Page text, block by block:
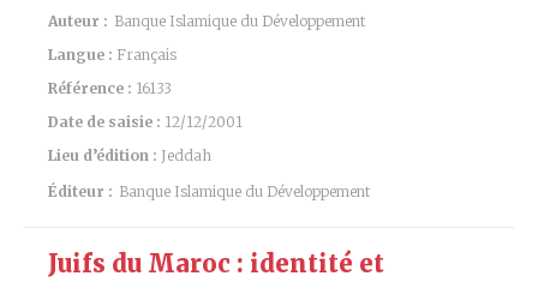
Auteur : Banque Islamique du Développement
Langue : Français
Référence : 16133
Date de saisie : 12/12/2001
Lieu d’édition : Jeddah
Éditeur : Banque Islamique du Développement
Juifs du Maroc : identité et